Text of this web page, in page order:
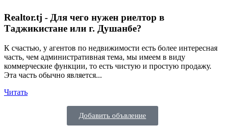
Realtor.tj - Для чего нужен риелтор в
Таджикистане или г. Душанбе?
К счастью, у агентов по недвижимости есть более интересная
часть, чем административная тема, мы имеем в виду
коммерческие функции, то есть чистую и простую продажу.
Эта часть обычно является...
Читать
Добавить объвление